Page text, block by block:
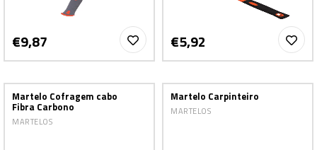
€9,87 €5,92
Martelo Cofragem cabo
Fibra Carbono
MARTELOS
Martelo Carpinteiro
MARTELOS